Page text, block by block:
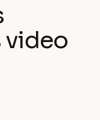
video